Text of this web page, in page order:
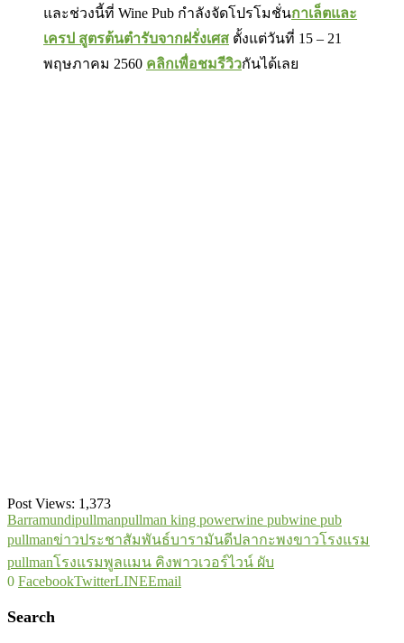
และช่วงนี้ที่ Wine Pub กำลังจัดโปรโมชั่นกาเล็ตและ
เครป สูตรต้นตำรับจากฝรั่งเศส ตั้งแต่วันที่ 15 – 21
พฤษภาคม 2560 คลิกเพื่อชมรีวิวกันได้เลย
Post Views: 1,373
Barramundipullmanpullman king powerwine pubwine pub
pullmanข่าวประชาสัมพันธ์บารามันดีปลากะพงขาวโรงแรม
pullmanโรงแรมพูลแมน คิงพาวเวอร์ไวน์ ผับ
0 FacebookTwitterLINEEmail
Search